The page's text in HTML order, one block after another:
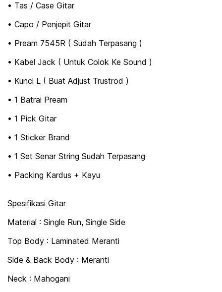
• Tas / Case Gitar
• Capo / Penjepit Gitar
• Pream 7545R ( Sudah Terpasang )
• Kabel Jack ( Untuk Colok Ke Sound )
• Kunci L ( Buat Adjust Trustrod )
• 1 Batrai Pream
• 1 Pick Gitar
• 1 Sticker Brand
• 1 Set Senar String Sudah Terpasang
• Packing Kardus + Kayu
Spesifikasi Gitar
Material : Single Run, Single Side
Top Body : Laminated Meranti
Side & Back Body : Meranti
Neck : Mahogani